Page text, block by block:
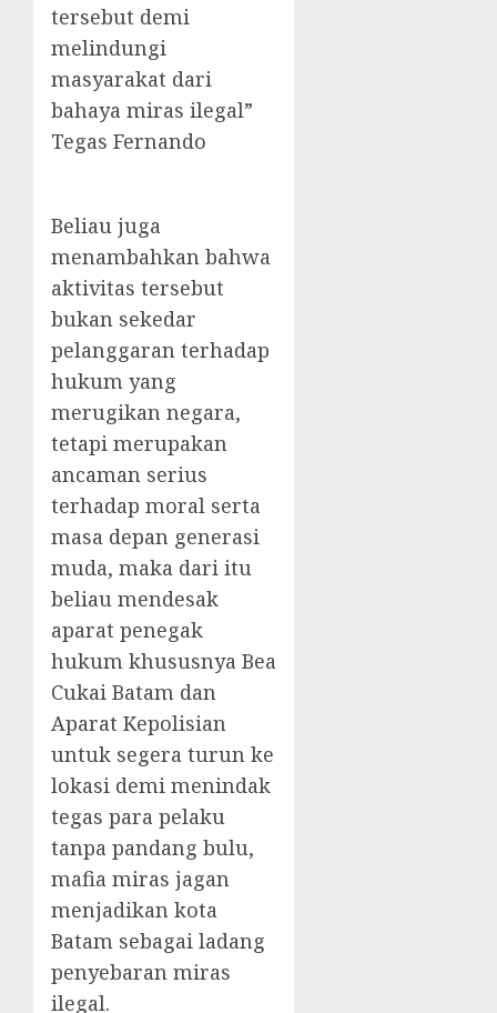
tersebut demi
melindungi
masyarakat dari
bahaya miras ilegal”
Tegas Fernando
Beliau juga
menambahkan bahwa
aktivitas tersebut
bukan sekedar
pelanggaran terhadap
hukum yang
merugikan negara,
tetapi merupakan
ancaman serius
terhadap moral serta
masa depan generasi
muda, maka dari itu
beliau mendesak
aparat penegak
hukum khususnya Bea
Cukai Batam dan
Aparat Kepolisian
untuk segera turun ke
lokasi demi menindak
tegas para pelaku
tanpa pandang bulu,
mafia miras jagan
menjadikan kota
Batam sebagai ladang
penyebaran miras
ilegal.